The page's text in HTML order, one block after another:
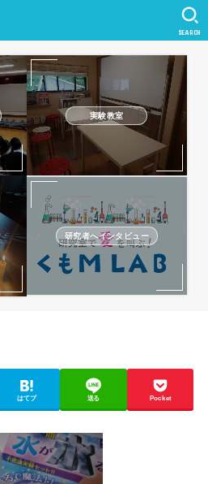
SEARCH
実験教室
研究者へインタビュー
はてブ 送る Pocket